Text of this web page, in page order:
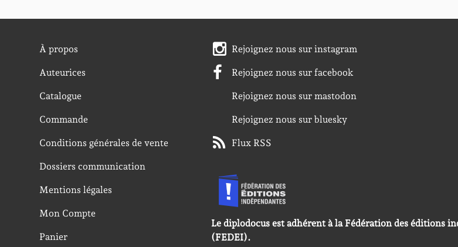
À propos
Auteurices
Catalogue
Commande
Conditions générales de vente
Dossiers communication
Mentions légales
Mon Compte
Panier
Rejoignez nous sur instagram
Rejoignez nous sur facebook
Rejoignez nous sur mastodon
Rejoignez nous sur bluesky
Flux RSS
Le diplodocus est adhérent à la Fédération des éditions
(FEDEI).